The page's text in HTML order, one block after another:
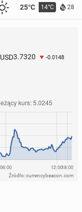
25°C 14°C 28
USD3.7320 -0.0148
Źródło: currencybeacon.com